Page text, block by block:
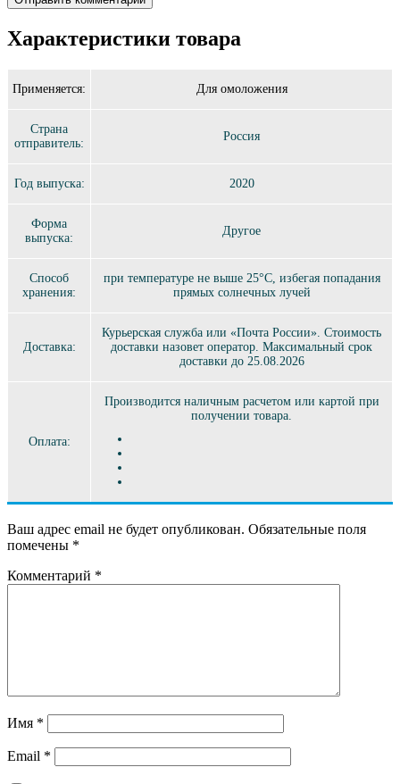
Характеристики товара
Применяется: Для омоложения
Страна
отправитель:
Россия
Год выпуска: 2020
Форма
выпуска:
Другое
Способ
хранения:
при температуре не выше 25°C, избегая попадания
прямых солнечных лучей
Доставка:
Курьерская служба или «Почта России». Стоимость
доставки назовет оператор. Максимальный срок
доставки до 25.08.2026
Оплата:
Производится наличным расчетом или картой при
получении товара.
Ваш адрес email не будет опубликован. Обязательные поля
помечены *
Комментарий *
Имя *
Email *